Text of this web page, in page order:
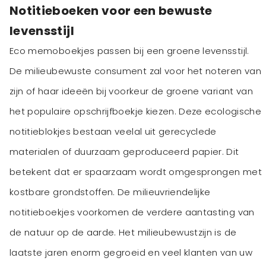
Notitieboeken voor een bewuste
levensstijl
Eco memoboekjes passen bij een groene levensstijl.
De milieubewuste consument zal voor het noteren van
zijn of haar ideeën bij voorkeur de groene variant van
het populaire opschrijfboekje kiezen. Deze ecologische
notitieblokjes bestaan veelal uit gerecyclede
materialen of duurzaam geproduceerd papier. Dit
betekent dat er spaarzaam wordt omgesprongen met
kostbare grondstoffen. De milieuvriendelijke
notitieboekjes voorkomen de verdere aantasting van
de natuur op de aarde. Het milieubewustzijn is de
laatste jaren enorm gegroeid en veel klanten van uw